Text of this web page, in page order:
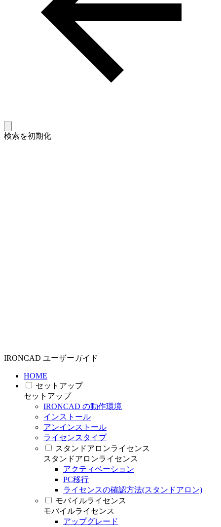
検索を初期化
IRONCAD ユーザーガイド
HOME
セットアップ
セットアップ
IRONCAD の動作環境
インストール
アンインストール
ライセンスタイプ
スタンドアロンライセンス
スタンドアロンライセンス
アクティベーション
PC移行
ライセンスの確認方法(スタンドアロン)
モバイルライセンス
モバイルライセンス
アップグレード